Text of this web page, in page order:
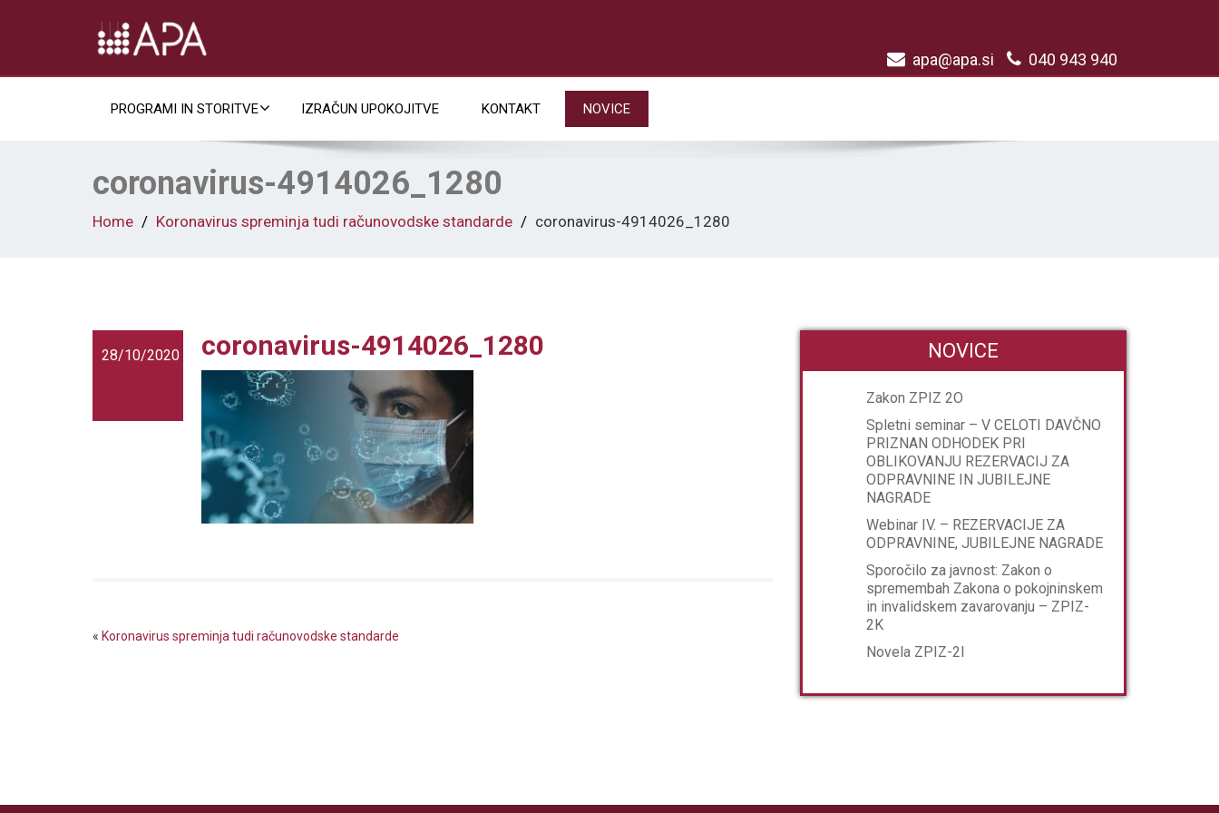
apa@apa.si 040 943 940
PROGRAMI IN STORITVE IZRAČUN UPOKOJITVE KONTAKT NOVICE
coronavirus-4914026_1280
Home Koronavirus spreminja tudi računovodske standarde coronavirus-4914026_1280
28/10/2020 coronavirus-4914026_1280
« Koronavirus spreminja tudi računovodske standarde
NOVICE
Zakon ZPIZ 2O
Spletni seminar – V CELOTI DAVČNO
PRIZNAN ODHODEK PRI
OBLIKOVANJU REZERVACIJ ZA
ODPRAVNINE IN JUBILEJNE
NAGRADE
Webinar IV. – REZERVACIJE ZA
ODPRAVNINE, JUBILEJNE NAGRADE
Sporočilo za javnost: Zakon o
spremembah Zakona o pokojninskem
in invalidskem zavarovanju – ZPIZ-
2K
Novela ZPIZ-2I